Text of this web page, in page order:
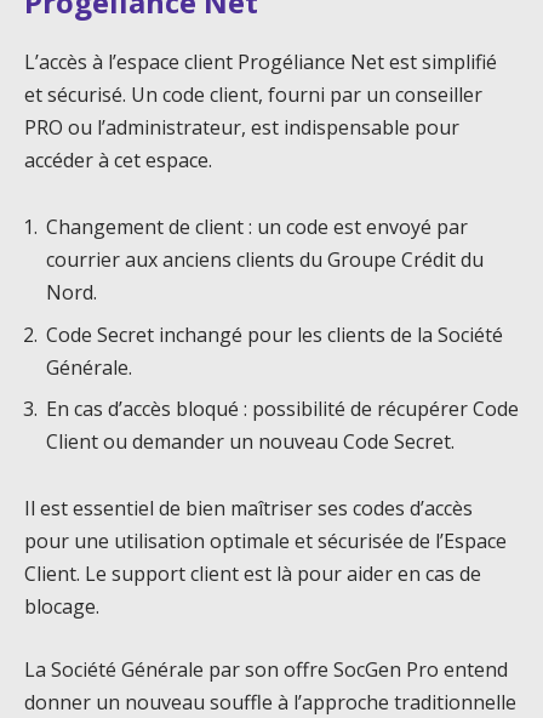
L’accès à l’espace client Progéliance Net est simplifié
et sécurisé. Un code client, fourni par un conseiller
PRO ou l’administrateur, est indispensable pour
accéder à cet espace.
Changement de client : un code est envoyé par
courrier aux anciens clients du Groupe Crédit du
Nord.
Code Secret inchangé pour les clients de la Société
Générale.
En cas d’accès bloqué : possibilité de récupérer Code
Client ou demander un nouveau Code Secret.
Il est essentiel de bien maîtriser ses codes d’accès
pour une utilisation optimale et sécurisée de l’Espace
Client. Le support client est là pour aider en cas de
blocage.
La Société Générale par son offre SocGen Pro entend
donner un nouveau souffle à l’approche traditionnelle